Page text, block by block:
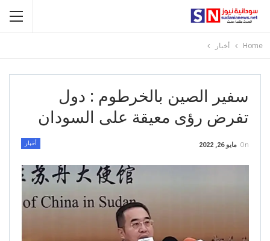
Home أخبار
سفير الصين بالخرطوم : دول
تفرض رؤى معيقة على السودان
أخبار On مايو 26, 2022